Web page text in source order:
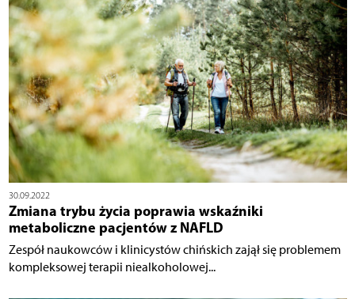
30.09.2022
Zmiana trybu życia poprawia wskaźniki
metaboliczne pacjentów z NAFLD
Zespół naukowców i klinicystów chińskich zajął się problemem
kompleksowej terapii niealkoholowej...